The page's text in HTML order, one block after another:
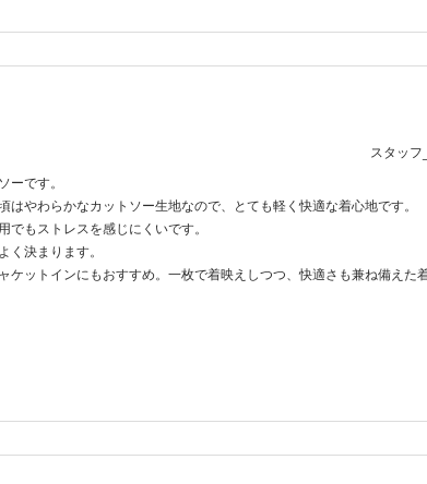
スタッ
ーです。
やわらかなカットソー生地なので、とても軽く快適な着心地です。
もストレスを感じにくいです。
く決まります。
ットインにもおすすめ。一枚で着映えしつつ、快適さも兼ね備えた